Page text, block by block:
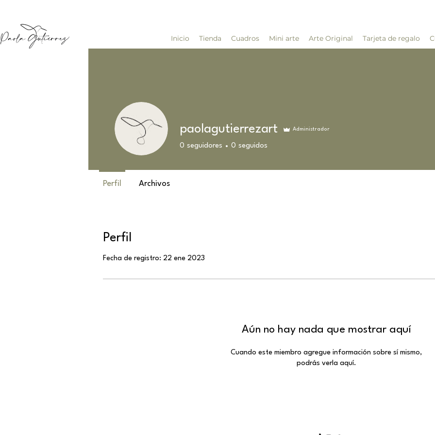
Inicio Tienda Cuadros Mini arte Arte Original Tarjeta de regalo
Perfil
Fecha de registro: 22 ene 2023
Aún no hay nada que mostrar aquí
Cuando este miembro agregue información sobre sí mismo,
podrás verla aquí.
paolagutierrezart Administrador
0 seguidores 0 seguidos
Perfil Archivos